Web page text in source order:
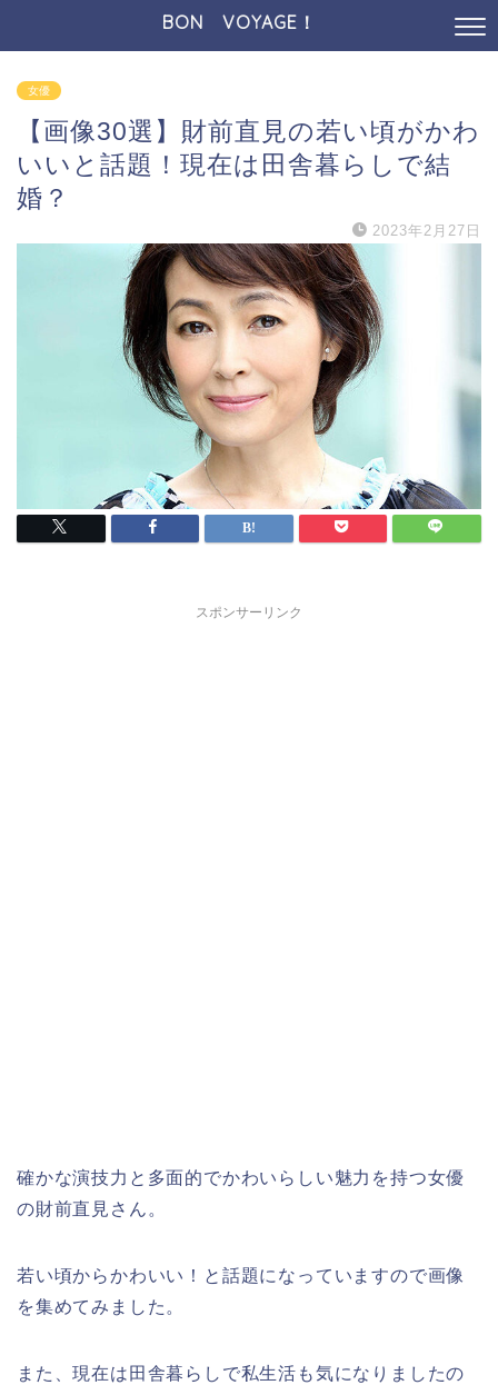
BON VOYAGE！
女優
【画像30選】財前直見の若い頃がかわ
いいと話題！現在は田舎暮らしで結
婚？
2023年2月27日
スポンサーリンク
確かな演技力と多面的でかわいらしい魅力を持つ女優
の財前直見さん。
若い頃からかわいい！と話題になっていますので画像
を集めてみました。
また、現在は田舎暮らしで私生活も気になりましたの